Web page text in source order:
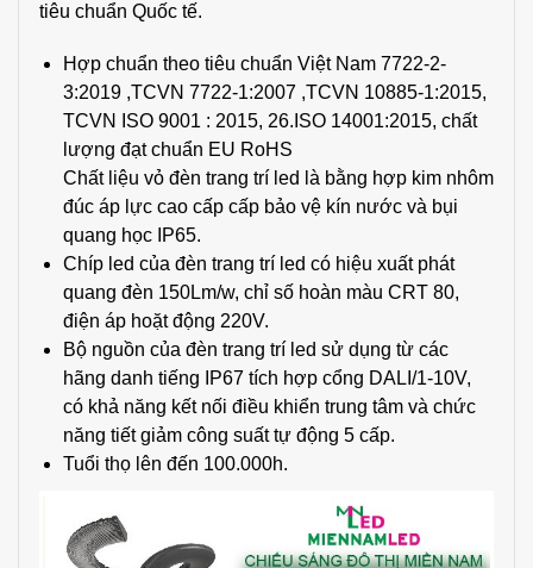
tiêu chuẩn Quốc tế.
Hợp chuẩn theo tiêu chuẩn Việt Nam 7722-2-
3:2019 ,TCVN 7722-1:2007 ,TCVN 10885-1:2015,
TCVN ISO 9001 : 2015, 26.ISO 14001:2015, chất
lượng đạt chuẩn EU RoHS
Chất liệu vỏ đèn trang trí led là bằng hợp kim nhôm
đúc áp lực cao cấp cấp bảo vệ kín nước và bụi
quang học IP65.
Chíp led của đèn trang trí led có hiệu xuất phát
quang đèn 150Lm/w, chỉ số hoàn màu CRT 80,
điện áp hoặt động 220V.
Bộ nguồn của đèn trang trí led sử dụng từ các
hãng danh tiếng IP67 tích hợp cổng DALI/1-10V,
có khả năng kết nối điều khiển trung tâm và chức
năng tiết giảm công suất tự động 5 cấp.
Tuổi thọ lên đến 100.000h.